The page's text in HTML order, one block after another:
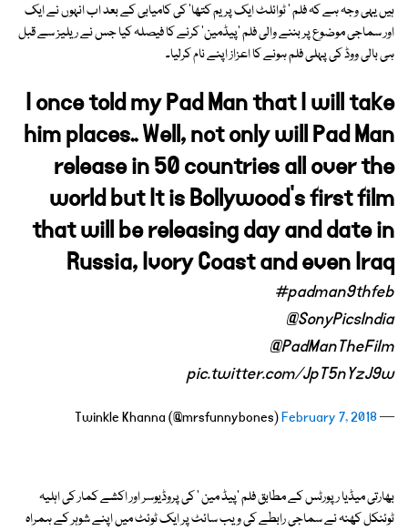
ہیں یہی وجہ ہے کہ فلم ' ٹوائلٹ ایک پریم کتھا' کی کامیابی کے بعد اب انہوں نے ایک
اور سماجی موضوع پر بننے والی فلم 'پیڈمین' کرنے کا فیصلہ کیا جس نے ریلیز سے قبل
ہی بالی ووڈ کی پہلی فلم ہونے کا اعزاز اپنے نام کرلیا۔
I once told my Pad Man that I will take
him places.. Well, not only will Pad Man
release in 50 countries all over the
world but It is Bollywood’s first film
that will be releasing day and date in
Russia, Ivory Coast and even Iraq
#padman9thfeb
@SonyPicsIndia
@PadManTheFilm
pic.twitter.com/JpT5nYzJ9w
— Twinkle Khanna (@mrsfunnybones)
February 7, 2018
بھارتی میڈیا رپورٹس کے مطابق فلم 'پیڈ مین ' کی پروڈیوسر اور اکشے کمار کی اہلیہ
ٹوئنکل کھنہ نے سماجی رابطے کی ویب سائٹ پر ایک ٹوئٹ میں اپنے شوہر کے ہمراہ